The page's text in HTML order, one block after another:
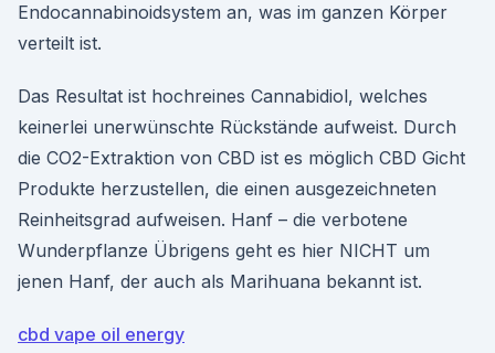
Endocannabinoidsystem an, was im ganzen Körper
verteilt ist.
Das Resultat ist hochreines Cannabidiol, welches
keinerlei unerwünschte Rückstände aufweist. Durch
die CO2-Extraktion von CBD ist es möglich CBD Gicht
Produkte herzustellen, die einen ausgezeichneten
Reinheitsgrad aufweisen. Hanf – die verbotene
Wunderpflanze Übrigens geht es hier NICHT um
jenen Hanf, der auch als Marihuana bekannt ist.
cbd vape oil energy